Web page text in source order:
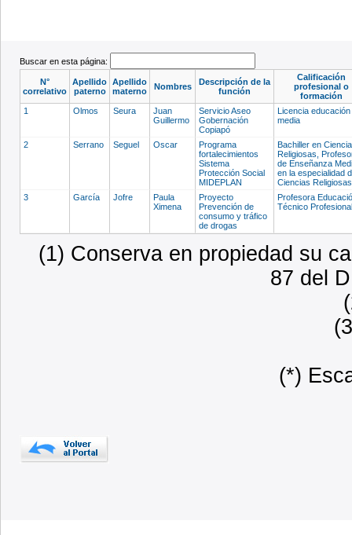
Buscar en esta página:
N°
correlativo
Apellido
paterno
Apellido
materno
Nombres
Descripción de la
función
Calificación
profesional o
formación
1
Olmos Seura
Juan
Guillermo
Servicio Aseo
Gobernación
Copiapó
Licencia educación
media
2 Serrano Seguel Oscar
Programa
fortalecimientos
Sistema
Protección Social
MIDEPLAN
Bachiller en
Religiosas,
de Enseñanza
en la especialidad
Ciencias
3
García Jofre
Paula
Ximena
Proyecto
Prevención de
consumo y tráfico
de drogas
Profesora
Técnico
(1) Conserva en propiedad su
87 del
(*)